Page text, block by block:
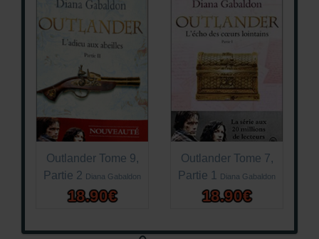
Outlander Tome 9,
Partie 2 Diana Gabaldon
18.90€
Outlander Tome 7,
Partie 1
Diana Gabaldon
18.90€